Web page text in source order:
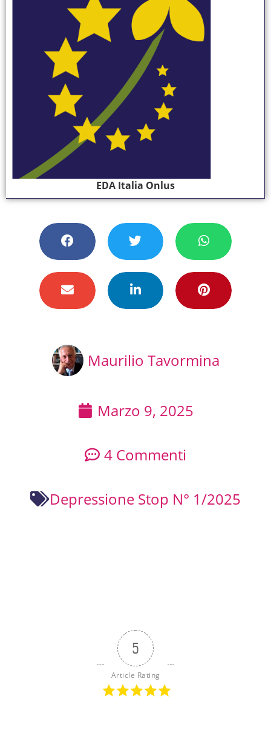
EDA Italia Onlus
Maurilio Tavormina
Marzo 9, 2025
4 Commenti
Depressione Stop N° 1/2025
5
Article Rating